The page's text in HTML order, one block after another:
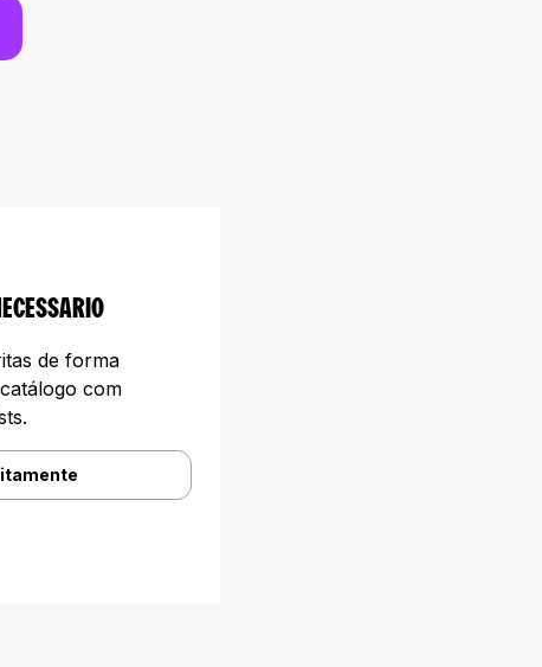
de forma
com